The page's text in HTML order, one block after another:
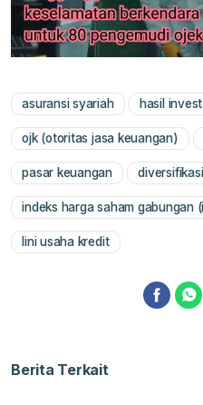
asuransi syariah hasil
ojk (otoritas jasa keuangan)
pasar keuangan
indeks harga saham gabungan
lini usaha kredit
Berita Terkait